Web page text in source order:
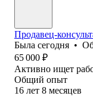
Продавец-
Была сегодня •
65 000 ₽
Активно ищет
Общий опыт
16 лет 8 месяцев